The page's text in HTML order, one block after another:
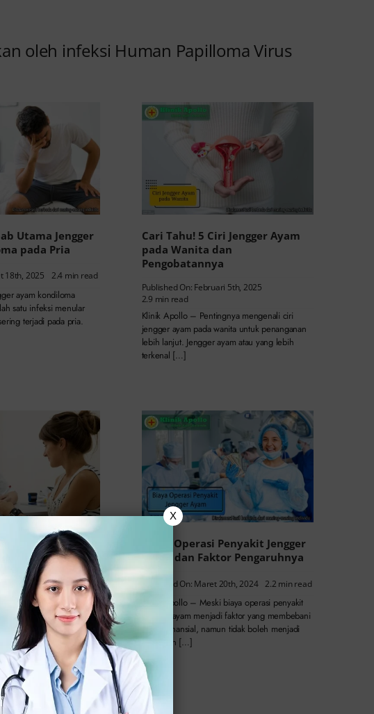
oleh infeksi Human Papilloma Virus
Utama Jengger
pada Pria
18th, 2025 2.4 min read
ayam kondiloma
satu infeksi menular
terjadi pada pria.
Cari Tahu! 5 Ciri Jengger Ayam
pada Wanita dan
Pengobatannya
Published On: Februari 5th, 2025
2.9 min read
Klinik Apollo – Pentingnya mengenali ciri
jengger ayam pada wanita untuk penanganan
lebih lanjut. Jengger ayam atau yang lebih
terkenal […]
Pengobatan
Vagina, Cek
5th, 2024
jengger ayam pada
sangat perlu untuk
lebih lanjut dan
Berbagai […]
Biaya Operasi Penyakit Jengger
Ayam dan Faktor Pengaruhnya
Published On: Maret 20th, 2024 2.2 min read
Klinik Apollo – Meski biaya operasi penyakit
jengger ayam menjadi faktor yang membebani
secara finansial, namun tidak boleh menjadi
hambatan […]
X